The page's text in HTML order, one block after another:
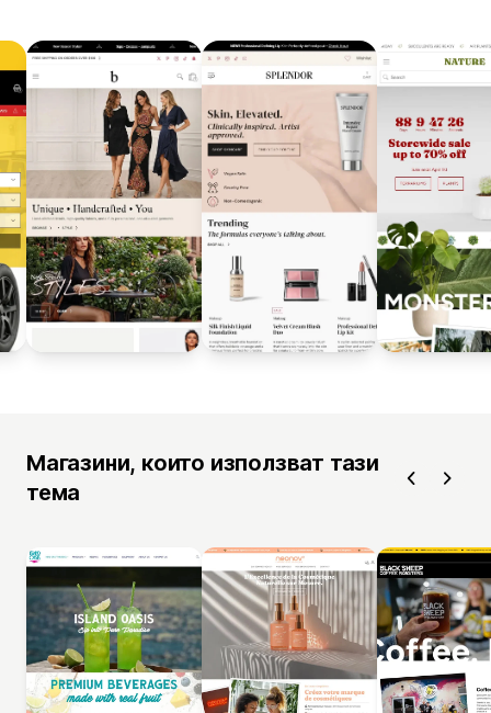
Магазини, които използват тази
тема